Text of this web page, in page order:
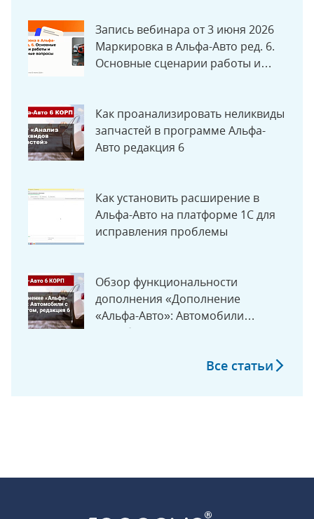
Запись вебинара от 3 июня 2026
Маркировка в Альфа-Авто ред. 6.
Основные сценарии работы и
Как проанализировать неликвиды
запчастей в программе Альфа-
Авто редакция 6
Как установить расширение в
Альфа-Авто на платформе 1С для
исправления проблемы
Обзор функциональности
дополнения «Дополнение
«Альфа-Авто»: Автомобили
с пробегом, редакция 6
Все статьи